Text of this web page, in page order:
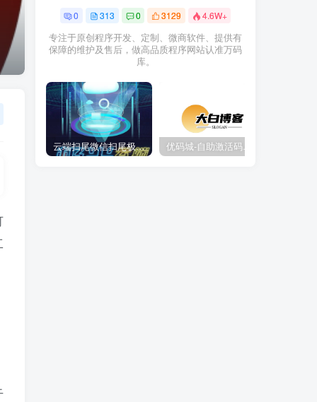
0 313 0 3129 4.6W+
专注于原创程序开发、定制、微商软件、提供有
保障的维护及售后，做高品质程序网站认准万码
库。
云端扫尾微信扫尾极光,天使,格力,新百伦双号正版点数点卡授权充值 优码城-自助激活码商城-自助购卡点击-激活码24小时自助发卡地址